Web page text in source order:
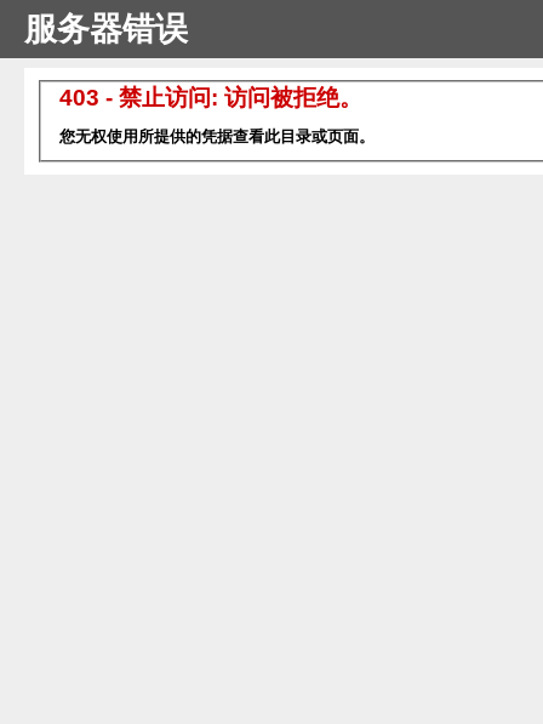
服务器错误
403 - 禁止访问: 访问被拒绝。
您无权使用所提供的凭据查看此目录或页面。